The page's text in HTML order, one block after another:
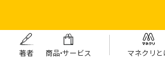
著者 商品・サービス マネクリと